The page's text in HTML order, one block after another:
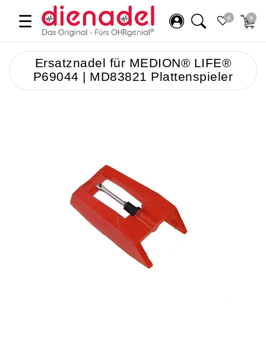
☰ 0 0
Ersatznadel für MEDION® LIFE®
P69044 | MD83821 Plattenspieler